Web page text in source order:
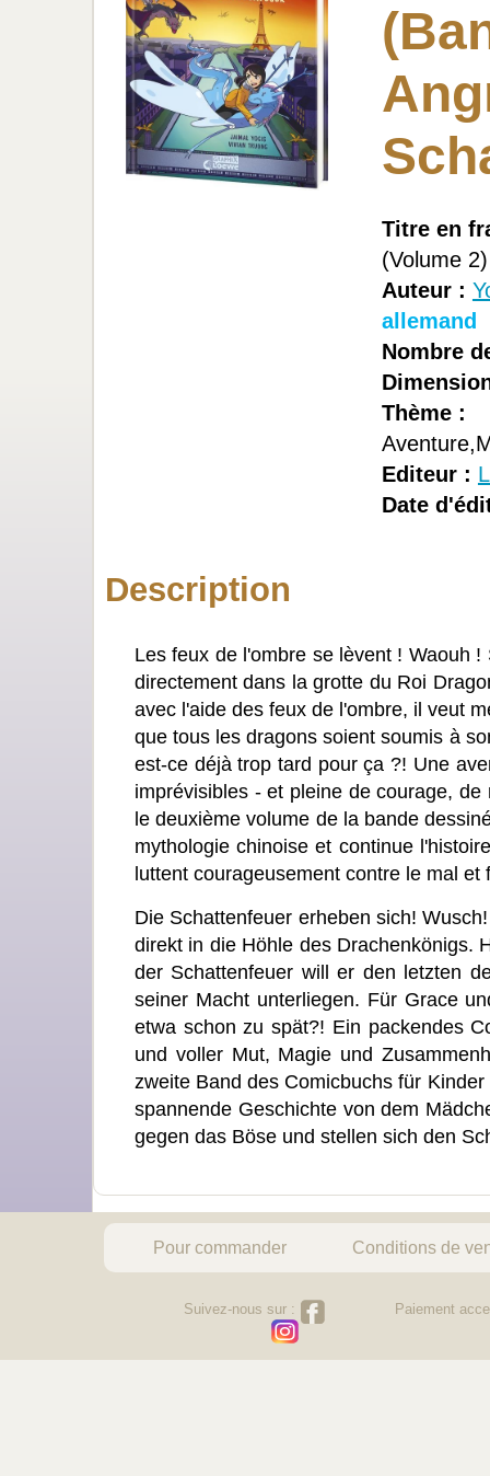
Titre en
(Volume
Auteur :
allemand
Nombre
Thème :
Editeur :
Date
Description
Les feux de l'ombre se lèvent ! Waouh
directement dans la grotte du Roi
avec l'aide des feux de l'ombre, il veut
que tous les dragons soient soumis à
est-ce déjà trop tard pour ça ?! Une
imprévisibles - et pleine de courage,
le deuxième volume de la bande
mythologie chinoise et continue
luttent courageusement contre le mal
Die Schattenfeuer erheben sich!
direkt in die Höhle des Drachenkönigs.
der Schattenfeuer will er den letzten
seiner Macht unterliegen. Für Grace
etwa schon zu spät?! Ein packendes
und voller Mut, Magie und
zweite Band des Comicbuchs für
spannende Geschichte von dem
gegen das Böse und stellen sich den
Pour commander Conditions de
Suivez-nous sur : Paiement